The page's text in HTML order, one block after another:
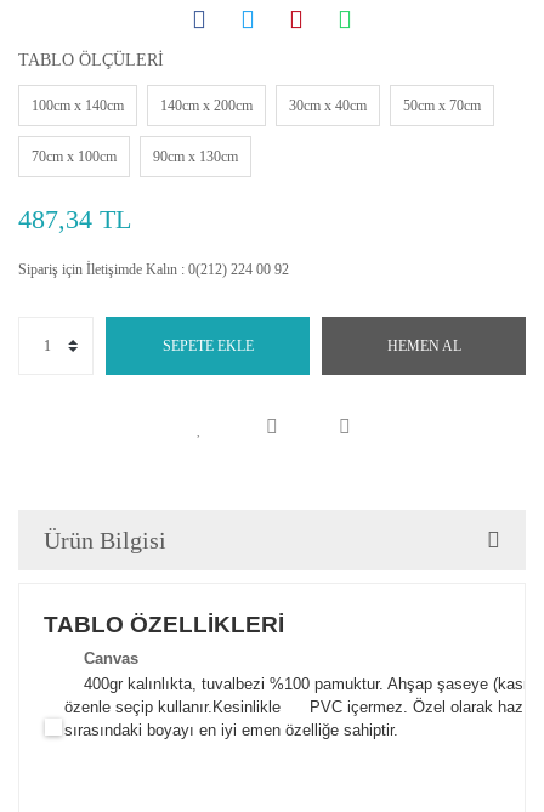
TABLO ÖLÇÜLERİ
100cm x 140cm 140cm x 200cm 30cm x 40cm 50cm x 70cm
70cm x 100cm 90cm x 130cm
487,34 TL
Sipariş için İletişimde Kalın : 0(212) 224 00 92
SEPETE EKLE HEMEN AL
Ürün Bilgisi
TABLO ÖZELLİKLERİ
Canvas
400gr kalınlıkta, tuvalbezi %100 pamuktur. Ahşap şaseye
özenle seçip kullanır. Kesinlikle PVC içermez. Özel olarak
sırasındaki boyayı en iyi emen özelliğe sahiptir.